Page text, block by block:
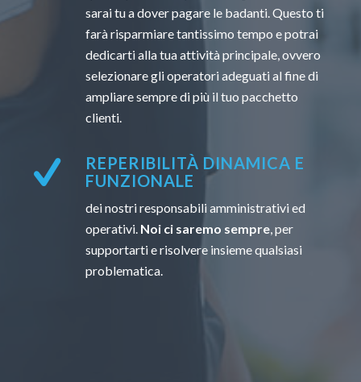
sarai tu a dover pagare le badanti. Questo ti
farà risparmiare tantissimo tempo e potrai
dedicarti alla tua attività principale, ovvero
selezionare gli operatori adeguati al fine di
ampliare sempre di più il tuo pacchetto
clienti.
REPERIBILITÀ DINAMICA E
FUNZIONALE
dei nostri responsabili amministrativi ed
operativi. Noi ci saremo sempre, per
supportarti e risolvere insieme qualsiasi
problematica.